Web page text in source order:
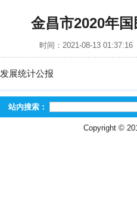
金昌市2020年
时间：2021-08-13
展统计公报
站内搜索：
Copyright ©